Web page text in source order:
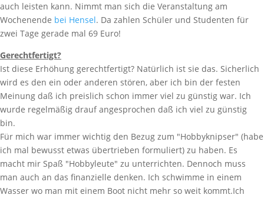
auch leisten kann. Nimmt man sich die Veranstaltung am
Wochenende bei Hensel. Da zahlen Schüler und Studenten für
zwei Tage gerade mal 69 Euro!
Gerechtfertigt?
Ist diese Erhöhung gerechtfertigt? Natürlich ist sie das. Sicherlich
wird es den ein oder anderen stören, aber ich bin der festen
Meinung daß ich preislich schon immer viel zu günstig war. Ich
wurde regelmäßig drauf angesprochen daß ich viel zu günstig
bin.
Für mich war immer wichtig den Bezug zum "Hobbyknipser" (habe
ich mal bewusst etwas übertrieben formuliert) zu haben. Es
macht mir Spaß "Hobbyleute" zu unterrichten. Dennoch muss
man auch an das finanzielle denken. Ich schwimme in einem
Wasser wo man mit einem Boot nicht mehr so weit kommt.Ich